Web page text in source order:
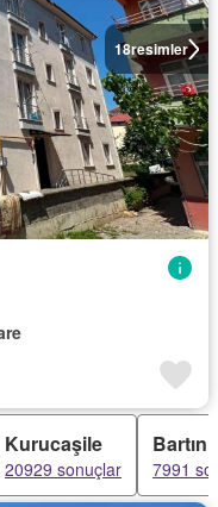
18resimler
Kurucaşile
20929 sonuçlar
Bartın
7991